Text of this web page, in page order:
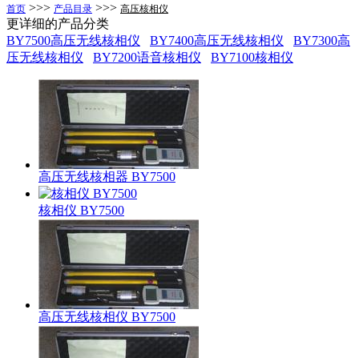
首页 >>> 产品目录 >>> 高压核相仪
更详细的产品分类
BY7500高压无线核相仪
BY7400高压无线核相仪
BY7300高
压无线核相仪
BY7200语音核相仪 BY7100核相仪
高压无线核相器 BY7500
核相仪 BY7500
高压无线核相仪 BY7500